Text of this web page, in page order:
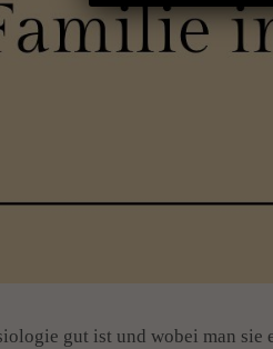
gut ist und wobei man sie